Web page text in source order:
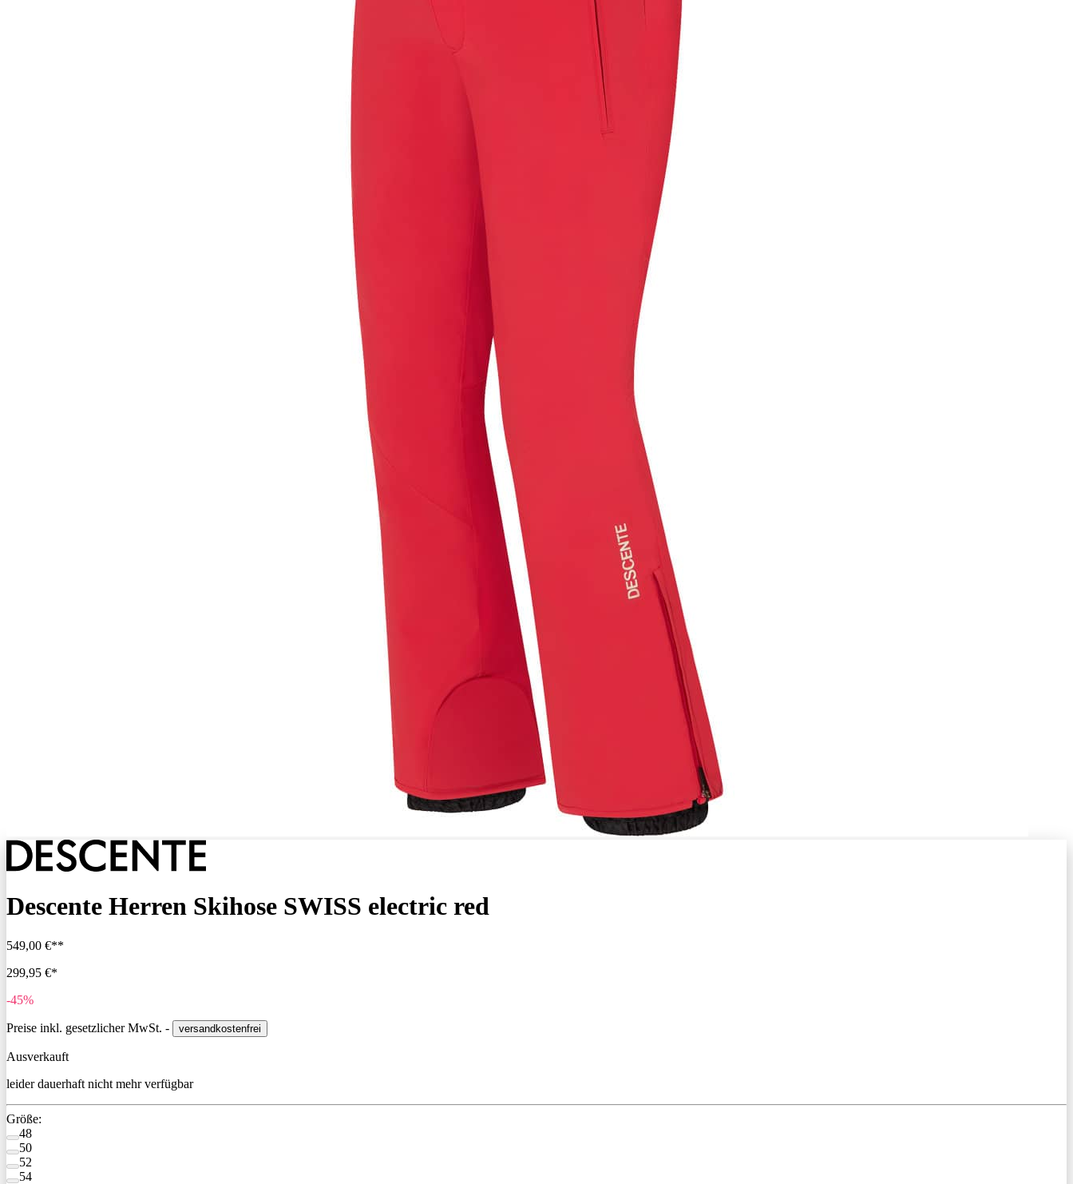
Descente Herren Skihose SWISS electric red
549,00 €**
299,95 €*
-45%
Preise inkl. gesetzlicher MwSt. - versandkostenfrei
Ausverkauft
leider dauerhaft nicht mehr verfügbar
Größe:
48
50
52
54